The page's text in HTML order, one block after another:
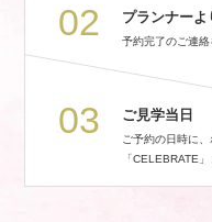
02 プランナーよ
予約完了のご連絡
03 ご見学当日
ご予約の日時に
「CELEBRATE